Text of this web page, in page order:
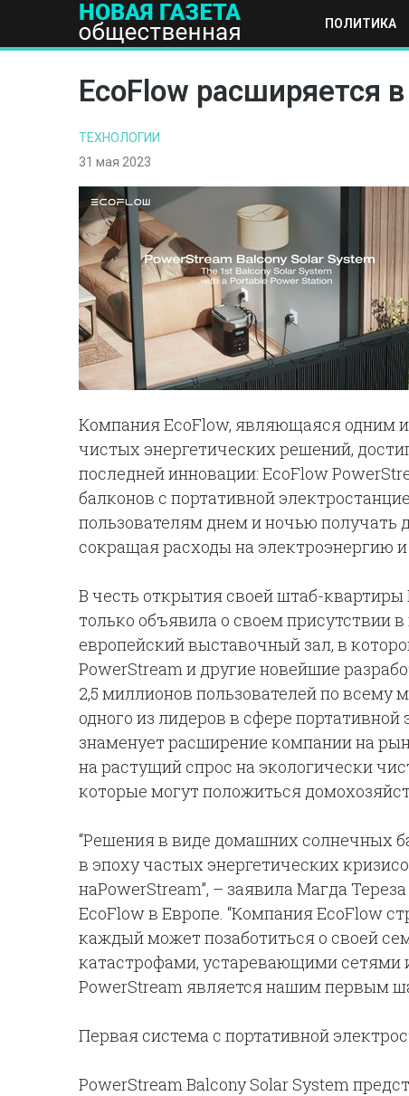
ПОЛИТИКА
ПОЛИТИКА ОБЩЕСТВО ЭКОНОМИКА НАУКА И
EcoFlow расширяется
ТЕХНОЛОГИИ
31 мая 2023
Компания EcoFlow, являющаяся одним
чистых энергетических решений,
последней инновации: EcoFlow
балконов с портативной
пользователям днем и ночью получать
сокращая расходы на электроэнергию
В честь открытия своей штаб-
только объявила о своем присутствии
европейский выставочный зал, в
PowerStream и другие новейшие
2,5 миллионов пользователей по всему
одного из лидеров в сфере
знаменует расширение компании на
на растущий спрос на экологически
которые могут положиться
“Решения в виде домашних солнечных
в эпоху частых энергетических
наPowerStream”, – заявила Магда
EcoFlow в Европе. “Компания EcoFlow
каждый может позаботиться о своей
катастрофами, устаревающими сетями
PowerStream является нашим первым
Первая система с портативной
PowerStream Balcony Solar System